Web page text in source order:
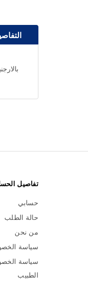
معرض
تفاصيل
حسابي
حالة الطلب
من نحن
سياسة
سياسة
الطبيب